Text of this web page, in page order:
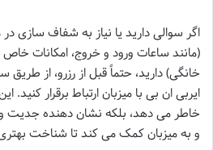
اگر سوالی دارید یا نیاز به شفاف
(مانند ساعات ورود و خروج، امکانات خاص
خانگی) دارید، حتماً قبل از رزرو، از
ایربی ان بی با میزبان ارتباط برقرار کنید.
خاطر می دهد، بلکه نشان دهنده
و به میزبان کمک می کند تا شناخت بهتری